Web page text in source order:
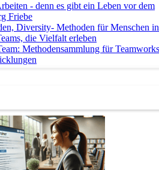
- denn es gibt ein Leben vor dem
Friebe
Diversity- Methoden für Menschen in
die Vielfalt erleben
Methodensammlung für